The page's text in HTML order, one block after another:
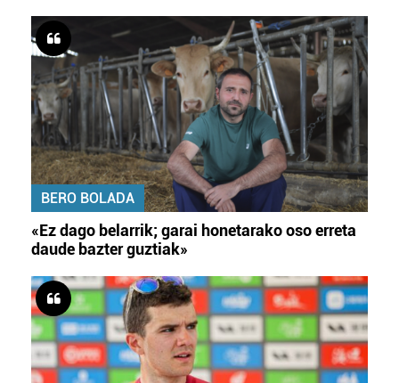
BERO BOLADA
«Ez dago belarrik; garai honetarako oso erreta
daude bazter guztiak»